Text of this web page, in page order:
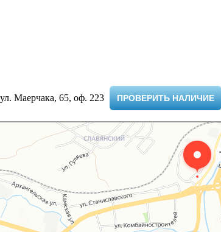
Маерчака, 65, оф. 223 ПРОВЕРИТЬ НАЛИЧИЕ